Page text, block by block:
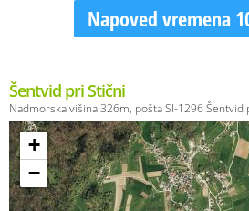
Napoved vremena
Šentvid pri Stični
Nadmorska višina 326m, pošta SI-1296 Šentvid
+
−